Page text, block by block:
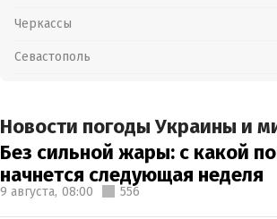
Черкассы
Севастополь
Новости погоды Украины и
Без сильной жары: с какой
начнется следующая неделя
9 августа, 08:00 556